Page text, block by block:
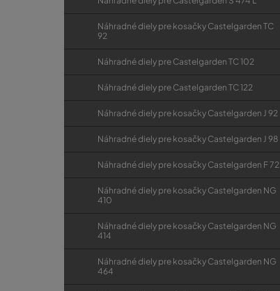
Náhradné diely pre kosačky Castelgarden TC
92
Náhradné diely pre Castelgarden TC 102
Náhradné diely pre Castelgarden TC 122
Náhradné diely pre kosačky Castelgarden J 92
Náhradné diely pre kosačky Castelgarden J 98
Náhradné diely pre kosačky Castelgarden F 72
Náhradné diely pre kosačky Castelgarden NG
410
Náhradné diely pre kosačky Castelgarden NG
414
Náhradné diely pre kosačky Castelgarden NG
464